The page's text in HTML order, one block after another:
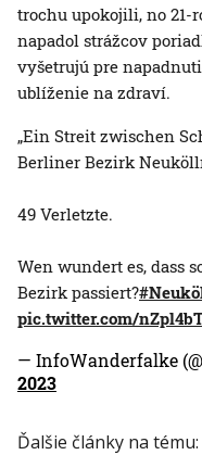
trochu upokojili, no 21-
napadol strážcov
vyšetrujú pre
ublíženie na zdraví.
„Ein Streit zwischen
Berliner Bezirk
49 Verletzte.
Wen wundert es, dass
Bezirk passiert?
pic.twitter.com/
— InfoWanderfalke
2023
Ďalšie články na tému: